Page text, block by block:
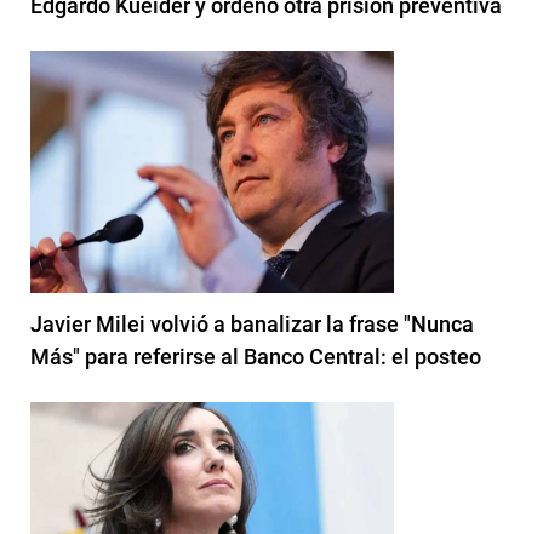
Edgardo Kueider y ordenó otra prisión preventiva
Javier Milei volvió a banalizar la frase "Nunca
Más" para referirse al Banco Central: el posteo